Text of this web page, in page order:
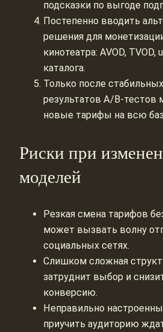
подсказки по выгоде
Постепенно вводить
решения для
кинотеатра: AVOD, TVOD,
каталога.
Только после
результатов A/B-тестов
новые тарифы на всю
Риски при
моделей
Резкая смена тарифов
может вызвать волну
социальных сетях.
Слишком сложная
затруднит выбор и
конверсию.
Неправильно
приучить аудиторию